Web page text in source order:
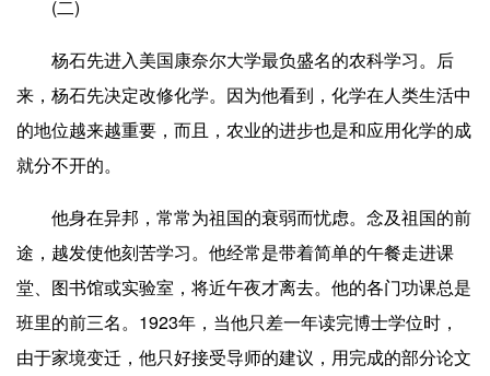
(二)
杨石先进入美国康奈尔大学最负盛名的农科学习。后
来，杨石先决定改修化学。因为他看到，化学在人类生活中
的地位越来越重要，而且，农业的进步也是和应用化学的成
就分不开的。
他身在异邦，常常为祖国的衰弱而忧虑。念及祖国的前
途，越发使他刻苦学习。他经常是带着简单的午餐走进课
堂、图书馆或实验室，将近午夜才离去。他的各门功课总是
班里的前三名。1923年，当他只差一年读完博士学位时，
由于家境变迁，他只好接受导师的建议，用完成的部分论文